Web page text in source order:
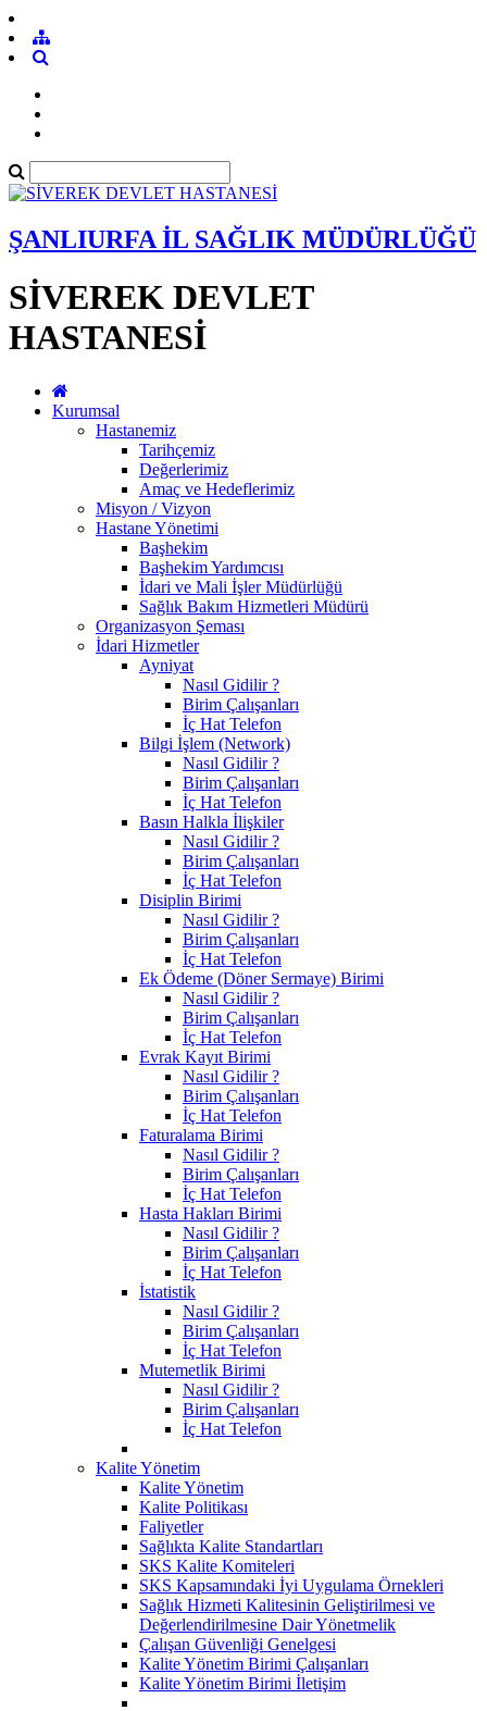
ŞANLIURFA İL SAĞLIK MÜDÜRLÜĞÜ
SİVEREK DEVLET
HASTANESİ
Kurumsal
Hastanemiz
Tarihçemiz
Değerlerimiz
Amaç ve Hedeflerimiz
Misyon / Vizyon
Hastane Yönetimi
Başhekim
Başhekim Yardımcısı
İdari ve Mali İşler Müdürlüğü
Sağlık Bakım Hizmetleri Müdürü
Organizasyon Şeması
İdari Hizmetler
Ayniyat
Nasıl Gidilir ?
Birim Çalışanları
İç Hat Telefon
Bilgi İşlem (Network)
Nasıl Gidilir ?
Birim Çalışanları
İç Hat Telefon
Basın Halkla İlişkiler
Nasıl Gidilir ?
Birim Çalışanları
İç Hat Telefon
Disiplin Birimi
Nasıl Gidilir ?
Birim Çalışanları
İç Hat Telefon
Ek Ödeme (Döner Sermaye) Birimi
Nasıl Gidilir ?
Birim Çalışanları
İç Hat Telefon
Evrak Kayıt Birimi
Nasıl Gidilir ?
Birim Çalışanları
İç Hat Telefon
Faturalama Birimi
Nasıl Gidilir ?
Birim Çalışanları
İç Hat Telefon
Hasta Hakları Birimi
Nasıl Gidilir ?
Birim Çalışanları
İç Hat Telefon
İstatistik
Nasıl Gidilir ?
Birim Çalışanları
İç Hat Telefon
Mutemetlik Birimi
Nasıl Gidilir ?
Birim Çalışanları
İç Hat Telefon
Kalite Yönetim
Kalite Yönetim
Kalite Politikası
Faliyetler
Sağlıkta Kalite Standartları
SKS Kalite Komiteleri
SKS Kapsamındaki İyi Uygulama Örnekleri
Sağlık Hizmeti Kalitesinin Geliştirilmesi ve
Değerlendirilmesine Dair Yönetmelik
Çalışan Güvenliği Genelgesi
Kalite Yönetim Birimi Çalışanları
Kalite Yönetim Birimi İletişim